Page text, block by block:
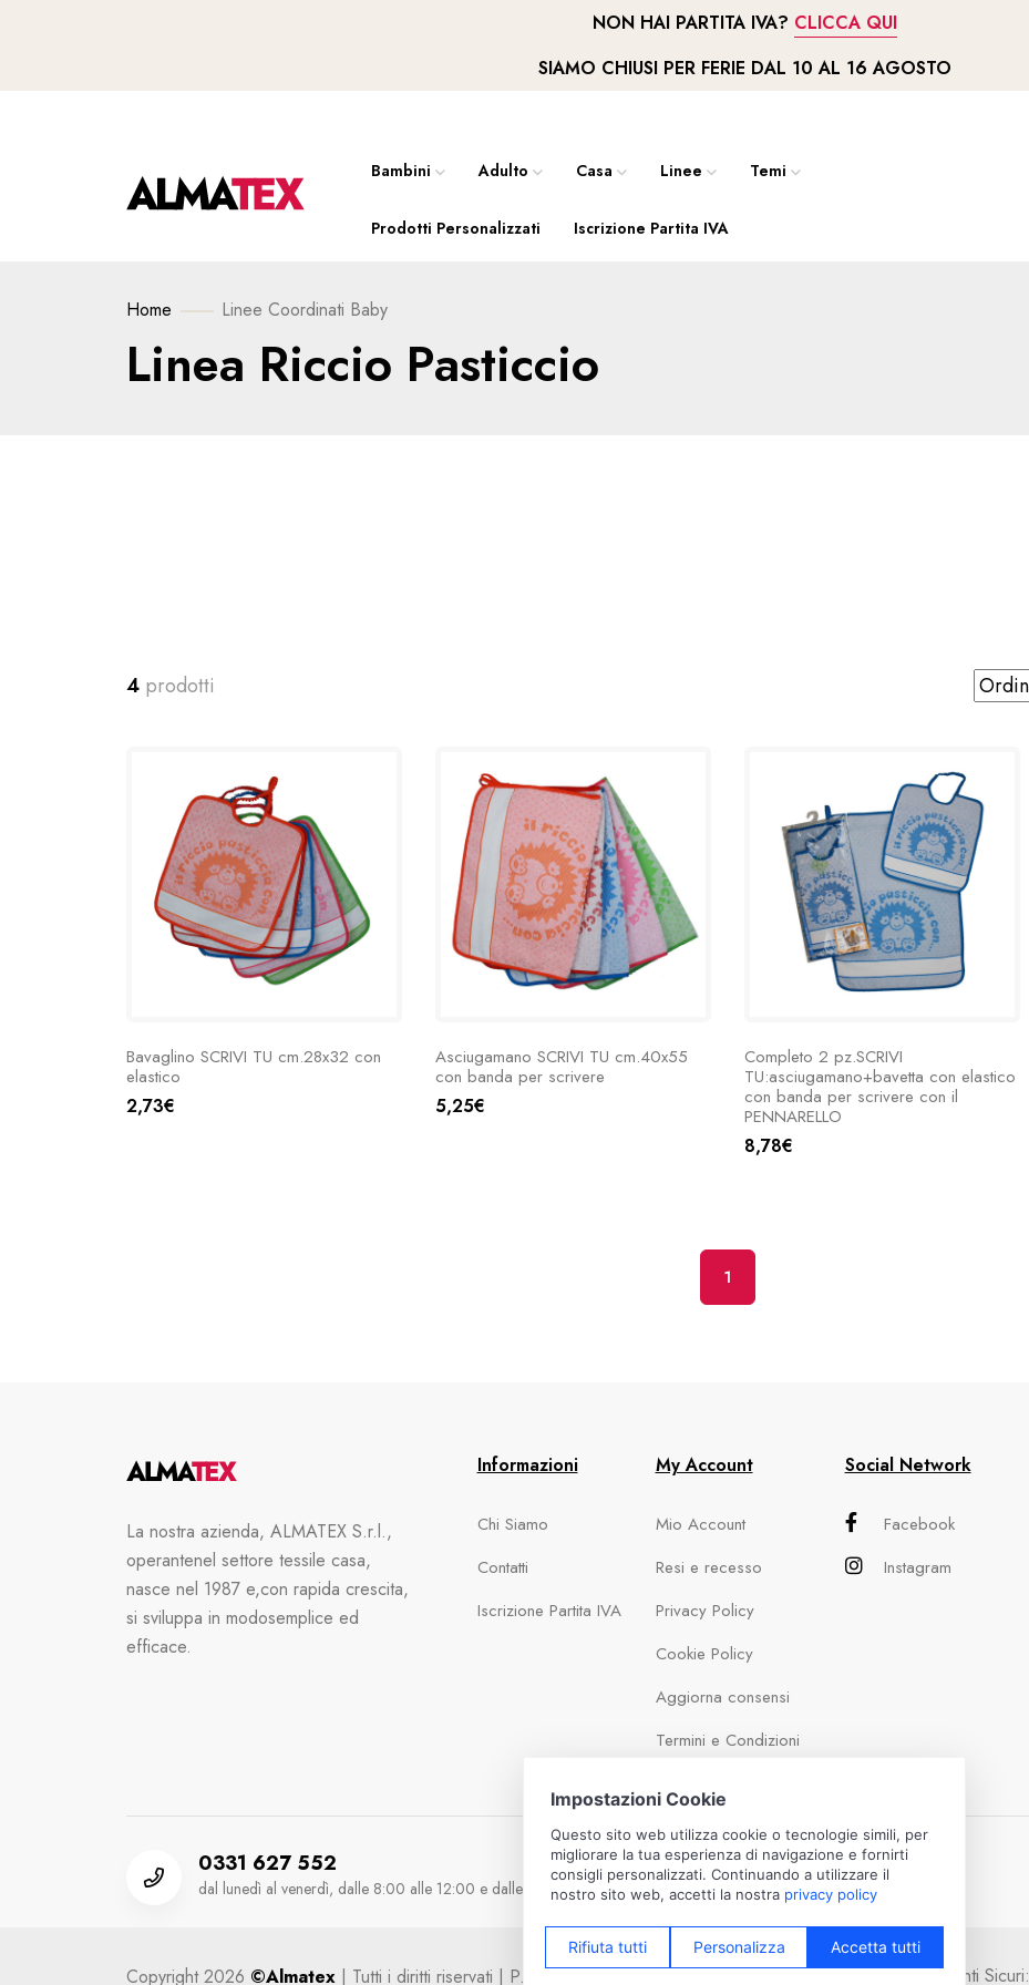
NON HAI PARTITA IVA? CLICCA QUI
SIAMO CHIUSI PER FERIE DAL 10 AL 16 AGOSTO
Bambini Adulto Casa Linee Temi
Prodotti Personalizzati Iscrizione Partita IVA
Home Linee Coordinati Baby
Linea Riccio Pasticcio
4 prodotti
Bavaglino SCRIVI TU cm.28x32 con
elastico
2,73€
Asciugamano SCRIVI TU cm.40x55
con banda per scrivere
5,25€
Completo 2 pz.SCRIVI
TU:asciugamano+bavetta con elastico
con banda per scrivere con il
PENNARELLO
8,78€
1
La nostra azienda, ALMATEX S.r.l.,
operantenel settore tessile casa,
nasce nel 1987 e,con rapida crescita,
si sviluppa in modosemplice ed
efficace.
Informazioni
Chi Siamo
Contatti
Iscrizione Partita IVA
My Account
Mio Account
Resi e recesso
Privacy Policy
Cookie Policy
Aggiorna consensi
Termini e Condizioni
Social Network
Facebook
Instagram
0331 627 552
dal lunedì al venerdì, dalle 8:00 alle 12:00 e dalle 13:00 alle 17:30
Copyright 2026 ©Almatex | Tutti i diritti riservati | P.IVA: IT01701910125 Pagamenti Sicuri: